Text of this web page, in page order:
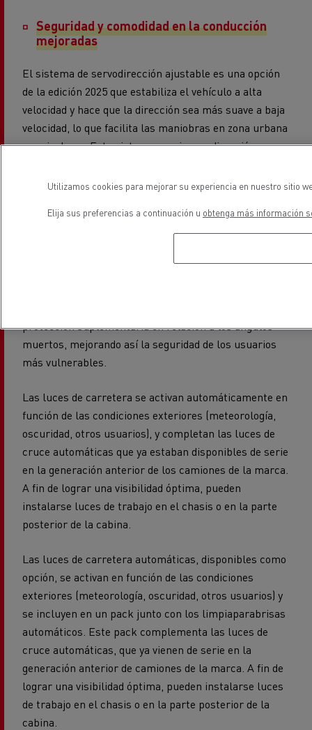
Seguridad y comodidad en la conducción
mejoradas
El sistema de servodirección ajustable es una opción
de la edición 2025 que estabiliza el vehículo a alta
velocidad y hace que la dirección sea más suave a baja
velocidad, lo que facilita las maniobras en zona urbana
y periurbana. Este sistema asocia una dirección
sensores ajustan en tiempo real el comportamiento
intenciones del conductor.
protección suplementaria en relación a los ángulos
muertos, mejorando así la seguridad de los usuarios
más vulnerables.
Las luces de carretera se activan automáticamente en
función de las condiciones exteriores (meteorología,
oscuridad, otros usuarios), y completan las luces de
cruce automáticas que ya estaban disponibles de serie
en la generación anterior de los camiones de la marca.
A fin de lograr una visibilidad óptima, pueden
instalarse luces de trabajo en el chasis o en la parte
posterior de la cabina.
Las luces de carretera automáticas, disponibles como
opción, se activan en función de las condiciones
exteriores (meteorología, oscuridad, otros usuarios) y
se incluyen en un pack junto con los limpiaparabrisas
automáticos. Este pack complementa las luces de
cruce automáticas, que ya vienen de serie en la
generación anterior de camiones de la marca. A fin de
lograr una visibilidad óptima, pueden instalarse luces
de trabajo en el chasis o en la parte posterior de la
cabina.
Utilizamos cookies para mejorar su experiencia en nuestro sitio
Elija sus preferencias a continuación u obtenga más información